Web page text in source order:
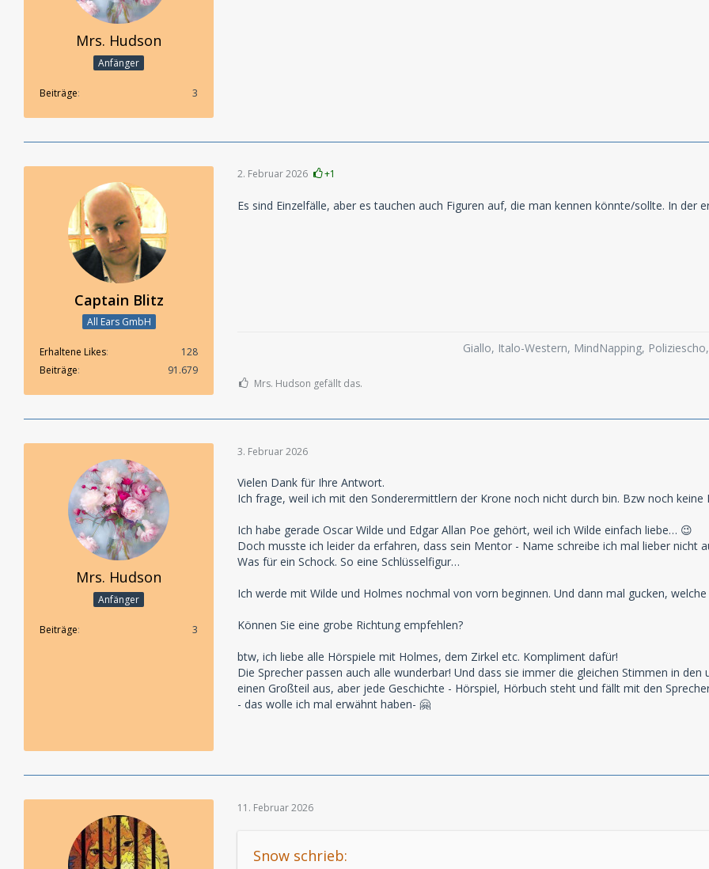
Mrs. Hudson
Anfänger
Beiträge 3
Captain Blitz
All Ears GmbH
Erhaltene Likes
128
Beiträge
91.679
2. Februar 2026 +1
Es sind Einzelfälle, aber es tauchen auch Figuren auf, die man kennen könnte/sollte. In
Giallo, Italo-Western, MindNapping,
Mrs. Hudson gefällt das.
Mrs. Hudson
Anfänger
Beiträge 3
3. Februar 2026
Vielen Dank für Ihre Antwort.
Ich frage, weil ich mit den Sonderermittlern der Krone noch nicht durch bin. Bzw noch
Ich habe gerade Oscar Wilde und Edgar Allan Poe gehört, weil ich Wilde einfach liebe… 😉
Doch musste ich leider da erfahren, dass sein Mentor - Name schreibe ich mal lieber nicht
Was für ein Schock. So eine Schlüsselfigur…
Ich werde mit Wilde und Holmes nochmal von vorn beginnen. Und dann mal gucken,
Können Sie eine grobe Richtung empfehlen?
btw, ich liebe alle Hörspiele mit Holmes, dem Zirkel etc. Kompliment dafür!
Die Sprecher passen auch alle wunderbar! Und dass sie immer die gleichen Stimmen in
einen Großteil aus, aber jede Geschichte - Hörspiel, Hörbuch steht und fällt mit den
- das wolle ich mal erwähnt haben- 🤗
11. Februar 2026
Snow schrieb: